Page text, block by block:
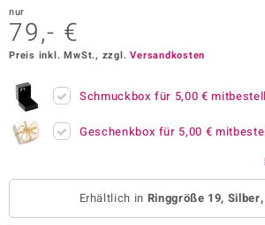
Collection
BY DE MELO
nur
79,- €
Preis inkl. MwSt., zzgl.Versandkosten
Schmuckbox für 5,00 €
Geschenkbox für 5,00 €
Erhältlich in Ringgröße 19,